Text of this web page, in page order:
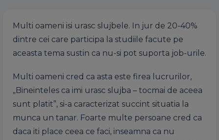
Multi oameni isi urasc slujbele. In jur de 20-40%
dintre cei care participa la studiile facute pe
aceasta tema sustin ca nu-si pot suporta job-urile.
Multi oameni cred ca asta este firea lucrurilor,
„Bineinteles ca imi urasc slujba – tocmai de aceea
sunt platit”, si-a caracterizat succint situatia la
munca un tanar. Foarte multe persoane cred ca
daca iti place ceea ce faci, inseamna ca nu